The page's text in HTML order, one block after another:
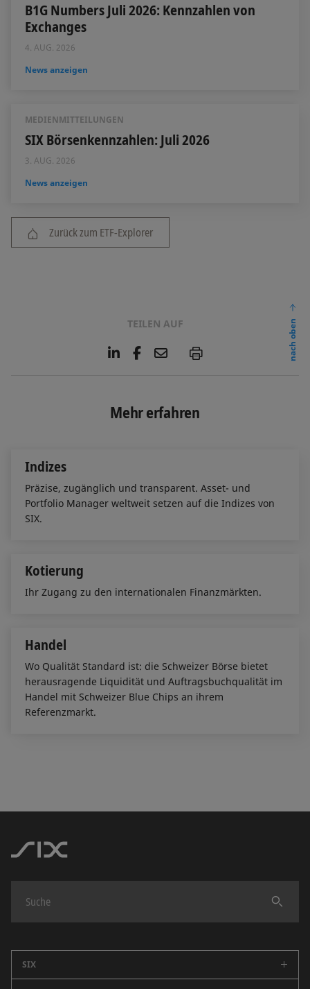
B1G Numbers Juli 2026: Kennzahlen von
Exchanges
4. AUG. 2026
News anzeigen
MEDIENMITTEILUNGEN
SIX Börsenkennzahlen: Juli 2026
3. AUG. 2026
News anzeigen
Zurück zum ETF-Explorer
TEILEN AUF
L
e
d
F
o
E
l
P
nach oben
Mehr erfahren
Indizes
Präzise, zugänglich und transparent. Asset- und
Portfolio Manager weltweit setzen auf die Indizes von
SIX.
Kotierung
Ihr Zugang zu den internationalen Finanzmärkten.
Handel
Wo Qualität Standard ist: die Schweizer Börse bietet
herausragende Liquidität und Auftragsbuchqualität im
Handel mit Schweizer Blue Chips an ihrem
Referenzmarkt.
Finden
SIX